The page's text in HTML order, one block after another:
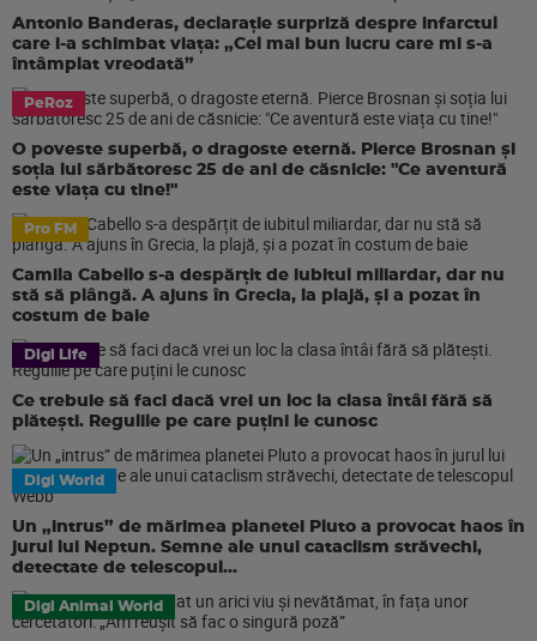
Antonio Banderas, declarație surpriză despre infarctul
care i-a schimbat viața: „Cel mai bun lucru care mi s-a
întâmplat vreodată”
PeRoz
O poveste superbă, o dragoste eternă. Pierce Brosnan și
soția lui sărbătoresc 25 de ani de căsnicie: "Ce aventură
este viața cu tine!"
Pro FM
Camila Cabello s-a despărțit de iubitul miliardar, dar nu
stă să plângă. A ajuns în Grecia, la plajă, și a pozat în
costum de baie
Digi Life
Ce trebuie să faci dacă vrei un loc la clasa întâi fără să
plătești. Regulile pe care puțini le cunosc
Digi World
Un „intrus” de mărimea planetei Pluto a provocat haos în
jurul lui Neptun. Semne ale unui cataclism străvechi,
detectate de telescopul...
Digi Animal World